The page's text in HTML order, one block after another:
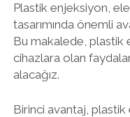
Plastik enjeksiyon,
tasarımında önemli
Bu makalede, plastik
cihazlara olan
alacağız.
Birinci avantaj,